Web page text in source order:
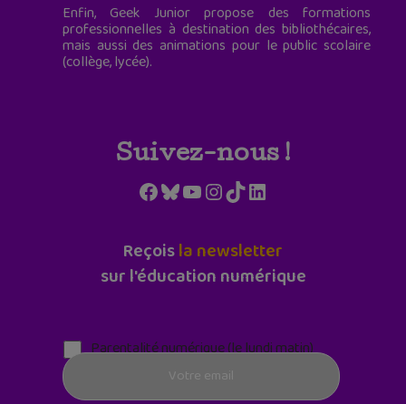
Enfin, Geek Junior propose des formations
professionnelles à destination des bibliothécaires,
mais aussi des animations pour le public scolaire
(collège, lycée).
Suivez-nous !
Facebook
Bluesky
YouTube
Instagram
TikTokLinkedIn
Reçoisla newsletter
sur l'éducation numérique
Parentalité numérique (le lundi matin)